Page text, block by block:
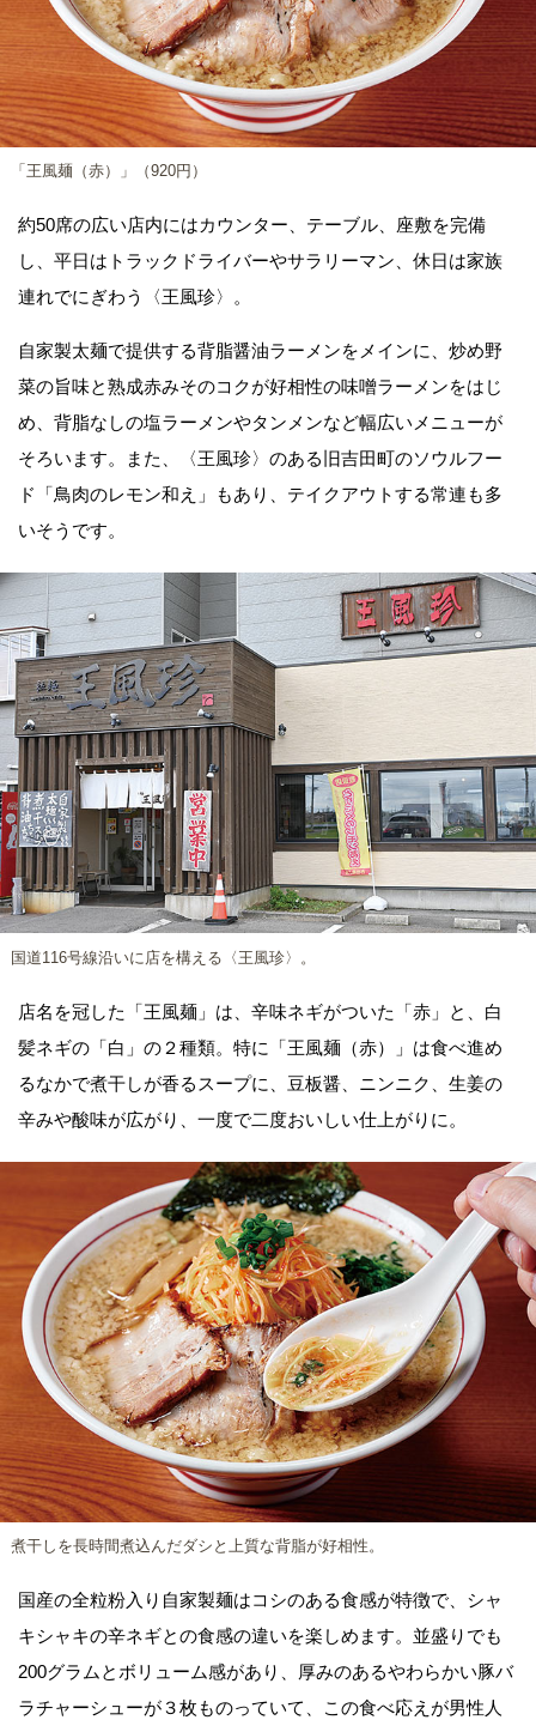
「王風麺（赤）」（920円）
約50席の広い店内にはカウンター、テーブル、座敷を完備
し、平日はトラックドライバーやサラリーマン、休日は家族
連れでにぎわう〈王風珍〉。
自家製太麺で提供する背脂醤油ラーメンをメインに、炒め野
菜の旨味と熟成赤みそのコクが好相性の味噌ラーメンをはじ
め、背脂なしの塩ラーメンやタンメンなど幅広いメニューが
そろいます。また、〈王風珍〉のある旧吉田町のソウルフー
ド「鳥肉のレモン和え」もあり、テイクアウトする常連も多
いそうです。
国道116号線沿いに店を構える〈王風珍〉。
店名を冠した「王風麺」は、辛味ネギがついた「赤」と、白
髪ネギの「白」の２種類。特に「王風麺（赤）」は食べ進め
るなかで煮干しが香るスープに、豆板醤、ニンニク、生姜の
辛みや酸味が広がり、一度で二度おいしい仕上がりに。
煮干しを長時間煮込んだダシと上質な背脂が好相性。
国産の全粒粉入り自家製麺はコシのある食感が特徴で、シャ
キシャキの辛ネギとの食感の違いを楽しめます。並盛りでも
200グラムとボリューム感があり、厚みのあるやわらかい豚バ
ラチャーシューが３枚ものっていて、この食べ応えが男性人